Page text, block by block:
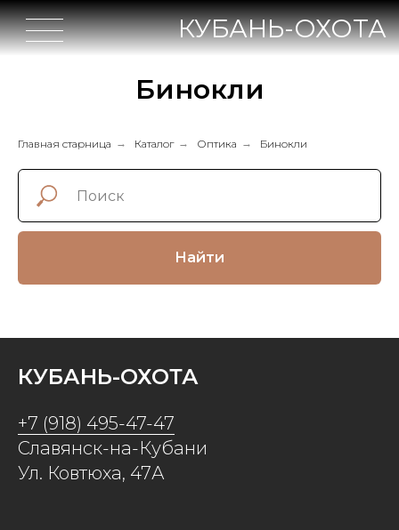
КУБАНЬ-ОХОТА
Бинокли
Главная старница → Каталог → Оптика → Бинокли
Найти
КУБАНЬ-ОХОТА
+7 (918) 495-47-47
Славянск-на-Кубани
Ул. Ковтюха, 47А